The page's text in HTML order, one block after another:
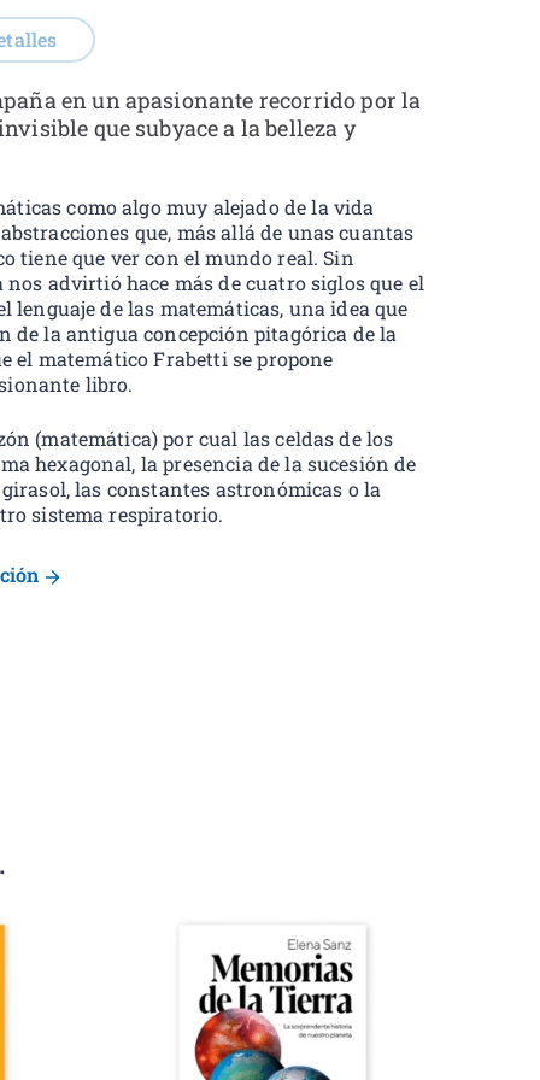
en un apasionante recorrido por la
que subyace a la belleza y
como algo muy alejado de la vida
que, más allá de unas cuantas
tiene que ver con el mundo real. Sin
nos advirtió hace más de cuatro siglos que el
lenguaje de las matemáticas, una idea que
de la antigua concepción pitagórica de la
el matemático Frabetti se propone
libro.
(matemática) por cual las celdas de los
hexagonal, la presencia de la sucesión de
las constantes astronómicas o la
sistema respiratorio.